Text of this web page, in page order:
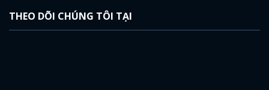
THEO DÕI CHÚNG TÔI TẠI